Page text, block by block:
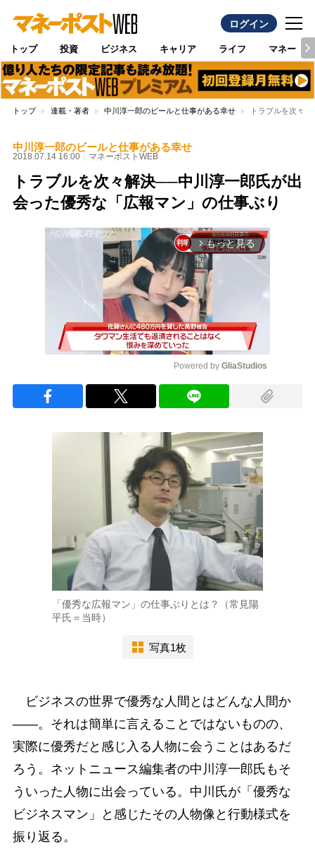
ログイン
トップ 投資 ビジネス キャリア ライフ マネー
トップ 連載・著者 中川淳一郎のビールと仕事がある幸せ トラブルを次々
中川淳一郎のビールと仕事がある幸せ
2018.07.14 16:00 マネーポストWEB
トラブルを次々解決──中川淳一郎氏が出
会った優秀な「広報マン」の仕事ぶり
arrow_forward_ios もっと見る
Powered by GliaStudios
「優秀な広報マン」の仕事ぶりとは？（常見陽
平氏＝当時）
写真1枚
ビジネスの世界で優秀な人間とはどんな人間か
――。それは簡単に言えることではないものの、
実際に優秀だと感じ入る人物に会うことはあるだ
ろう。ネットニュース編集者の中川淳一郎氏もそ
ういった人物に出会っている。中川氏が「優秀な
ビジネスマン」と感じたその人物像と行動様式を
振り返る。